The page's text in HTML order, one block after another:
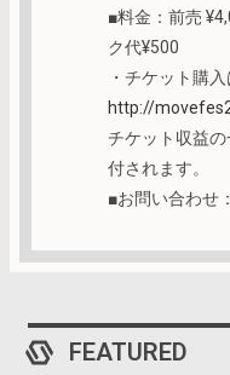
■料金：前売
ク代¥500
・チケット購
http://
チケット収益
付されます。
■お問い合わせ：
FEATURED